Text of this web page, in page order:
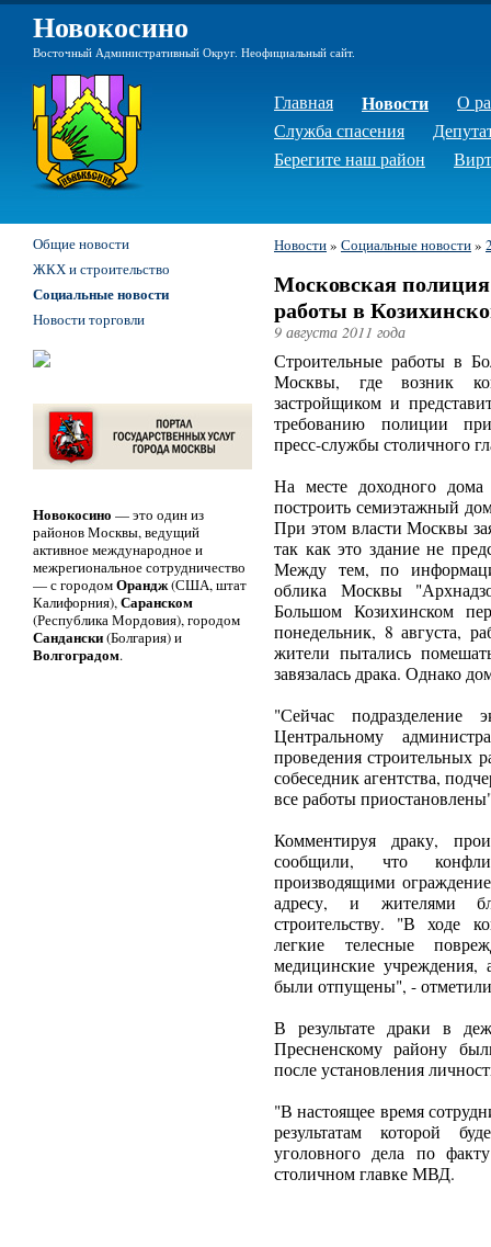
Новокосино
Восточный Административный Округ. Неофициальный сайт.
Главная Новости
О
Служба спасения
Берегите наш район
Новости» Социальные новости»
Московская
работы в
9 августа 2011 года
Строительные работы в
Москвы, где возник
застройщиком и
требованию полиции
пресс-службы столичного
На месте доходного
построить семиэтажный
При этом власти Москвы
так как это здание не
Между тем, по
облика Москвы
Большом Козихинском
понедельник, 8 августа,
жители пытались
завязалась драка. Однако
"Сейчас подразделение
Центральному
проведения строительных
собеседник агентства,
все работы
Комментируя драку,
сообщили, что
производящими
адресу, и жителями
строительству. "В ходе
легкие телесные
медицинские
были отпущены", -
В результате драки в
Пресненскому району
после установления
"В настоящее время
результатам которой
уголовного дела по
столичном главке МВД.
Общие новости
ЖКХ и строительство
Социальные новости
Новости торговли
Новокосино — это один из
районов Москвы, ведущий
активное международное и
межрегиональное сотрудничество
— с городомОрандж(США, штат
Калифорния),Саранском
(Республика Мордовия), городом
Сандански(Болгария) и
Волгоградом.